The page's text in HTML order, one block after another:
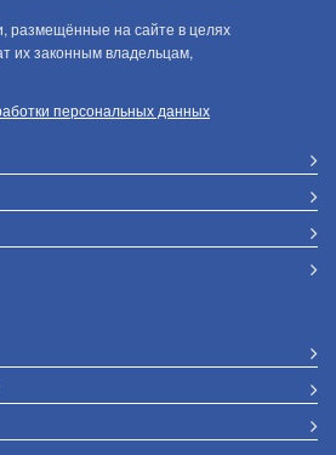
размещённые на сайте в целях
их законным владельцам,
персональных данных